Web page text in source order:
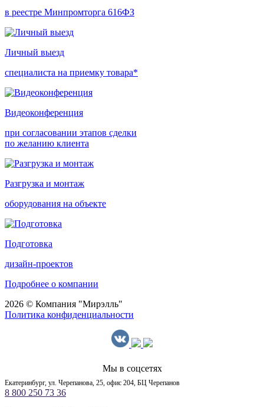
в реестре Минпромторга 616ФЗ
Личный выезд
специалиста на приемку товара*
Видеоконференция
при согласовании этапов сделки
по желанию клиента
Разгрузка и монтаж
оборудования на объекте
Подготовка
дизайн-проектов
Подробнее о компании
2026 © Компания "Мирэлль"
Политика конфиденциальности
Мы в соцсетях
Екатеринбург, ул. Черепанова, 25, офис 204, БЦ Черепанов
8 800 250 73 36